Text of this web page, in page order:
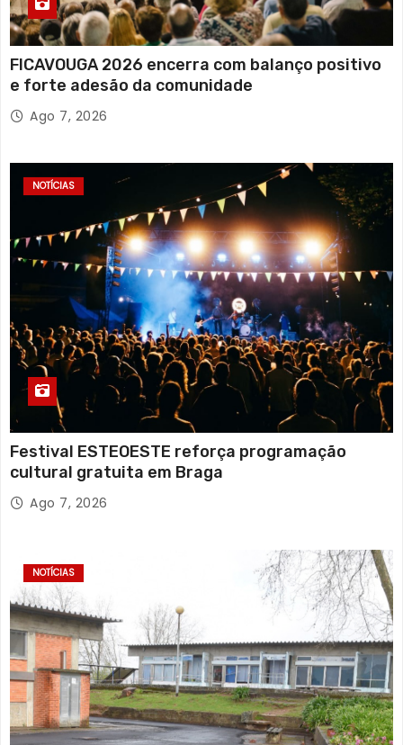
FICAVOUGA 2026 encerra com balanço positivo
e forte adesão da comunidade
Ago 7, 2026
NOTÍCIAS
Festival ESTEOESTE reforça programação
cultural gratuita em Braga
Ago 7, 2026
NOTÍCIAS